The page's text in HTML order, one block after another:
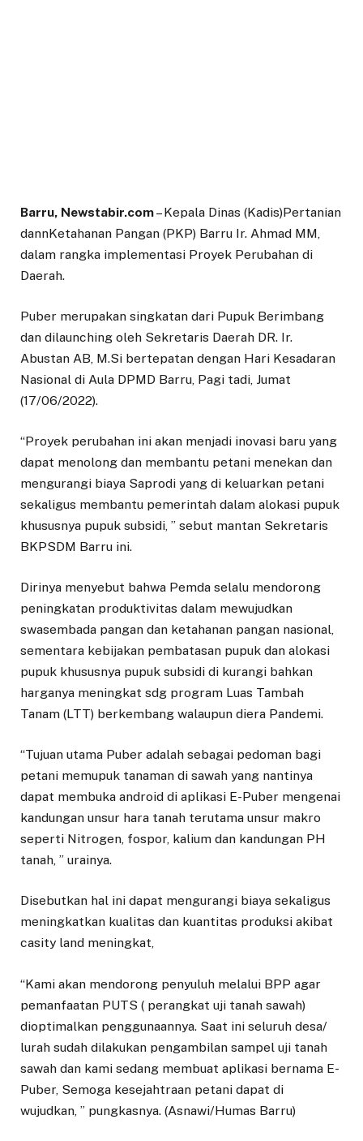
Barru, Newstabir.com– Kepala Dinas (Kadis)Pertanian
dannKetahanan Pangan (PKP) Barru Ir. Ahmad MM,
dalam rangka implementasi Proyek Perubahan di
Daerah.
Puber merupakan singkatan dari Pupuk Berimbang
dan dilaunching oleh Sekretaris Daerah DR. Ir.
Abustan AB, M.Si bertepatan dengan Hari Kesadaran
Nasional di Aula DPMD Barru, Pagi tadi, Jumat
(17/06/2022).
“Proyek perubahan ini akan menjadi inovasi baru yang
dapat menolong dan membantu petani menekan dan
mengurangi biaya Saprodi yang di keluarkan petani
sekaligus membantu pemerintah dalam alokasi pupuk
khususnya pupuk subsidi, ” sebut mantan Sekretaris
BKPSDM Barru ini.
Dirinya menyebut bahwa Pemda selalu mendorong
peningkatan produktivitas dalam mewujudkan
swasembada pangan dan ketahanan pangan nasional,
sementara kebijakan pembatasan pupuk dan alokasi
pupuk khususnya pupuk subsidi di kurangi bahkan
harganya meningkat sdg program Luas Tambah
Tanam (LTT) berkembang walaupun diera Pandemi.
“Tujuan utama Puber adalah sebagai pedoman bagi
petani memupuk tanaman di sawah yang nantinya
dapat membuka android di aplikasi E-Puber mengenai
kandungan unsur hara tanah terutama unsur makro
seperti Nitrogen, fospor, kalium dan kandungan PH
tanah, ” urainya.
Disebutkan hal ini dapat mengurangi biaya sekaligus
meningkatkan kualitas dan kuantitas produksi akibat
casity land meningkat,
“Kami akan mendorong penyuluh melalui BPP agar
pemanfaatan PUTS ( perangkat uji tanah sawah)
dioptimalkan penggunaannya. Saat ini seluruh desa/
lurah sudah dilakukan pengambilan sampel uji tanah
sawah dan kami sedang membuat aplikasi bernama E-
Puber, Semoga kesejahtraan petani dapat di
wujudkan, ” pungkasnya. (Asnawi/Humas Barru)